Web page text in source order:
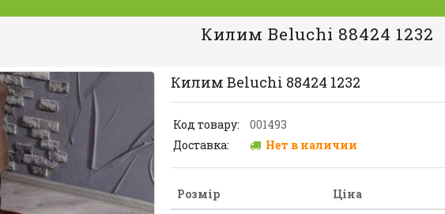
Килим Beluchi 88424 1232
Килим Beluchi 88424 1232
Код товару:
001493
Доставка:
Нет в наличии
Розмір Ціна